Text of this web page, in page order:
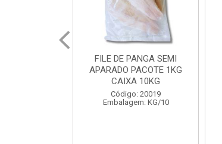
POLACA DESFIADA
PESCAMARES PCT5KG
CX10KG
Código: 20161
Embalagem: KG/10